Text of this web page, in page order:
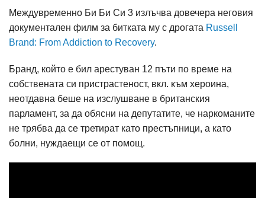
Междувременно Би Би Си 3 излъчва довечера неговия
документален филм за битката му с дрогата Russell
Brand: From Addiction to Recovery.
Бранд, който е бил арестуван 12 пъти по време на
собствената си пристрастеност, вкл. към хероина,
неотдавна беше на изслушване в британския
парламент, за да обясни на депутатите, че наркоманите
не трябва да се третират като престъпници, а като
болни, нуждаещи се от помощ.